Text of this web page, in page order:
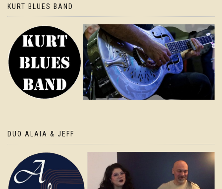
KURT BLUES BAND
DUO ALAIA & JEFF